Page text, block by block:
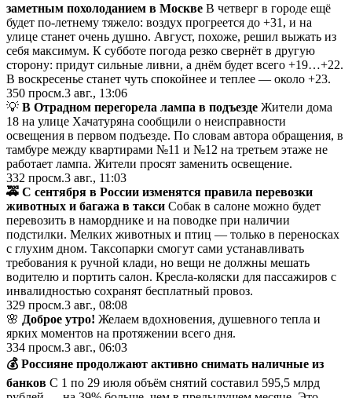
заметным похолоданием в Москве В четверг в городе ещё
будет по-летнему тяжело: воздух прогреется до +31, и на
улице станет очень душно. Август, похоже, решил выжать из
себя максимум. К субботе погода резко свернёт в другую
сторону: придут сильные ливни, а днём будет всего +19…+22.
В воскресенье станет чуть спокойнее и теплее — около +23.
350 просм.3 авг., 13:06
💡 В Отрадном перегорела лампа в подъезде Жители дома
18 на улице Хачатуряна сообщили о неисправности
освещения в первом подъезде. По словам автора обращения, в
тамбуре между квартирами №11 и №12 на третьем этаже не
работает лампа. Жители просят заменить освещение.
332 просм.3 авг., 11:03
🚕 С сентября в России изменятся правила перевозки
животных и багажа в такси Собак в салоне можно будет
перевозить в наморднике и на поводке при наличии
подстилки. Мелких животных и птиц — только в переносках
с глухим дном. Таксопарки смогут сами устанавливать
требования к ручной клади, но вещи не должны мешать
водителю и портить салон. Кресла-коляски для пассажиров с
инвалидностью сохранят бесплатный провоз.
329 просм.3 авг., 08:08
🌸 Доброе утро! Желаем вдохновения, душевного тепла и
ярких моментов на протяжении всего дня.
334 просм.3 авг., 06:03
💰 Россияне продолжают активно снимать наличные из
банков С 1 по 29 июля объём снятий составил 595,5 млрд